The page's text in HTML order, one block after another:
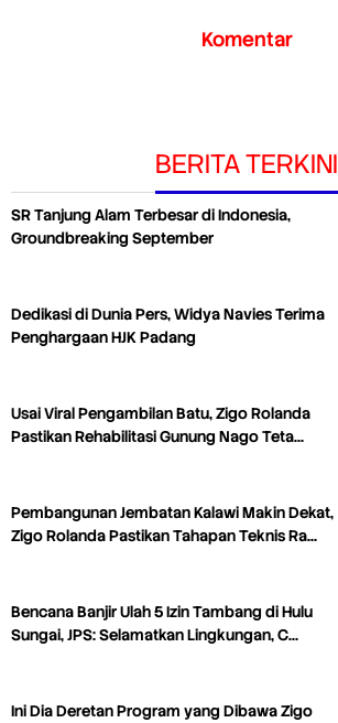
Komentar
BERITA TERKINI
SR Tanjung Alam Terbesar di Indonesia,
Groundbreaking September
Dedikasi di Dunia Pers, Widya Navies Terima
Penghargaan HJK Padang
Usai Viral Pengambilan Batu, Zigo Rolanda
Pastikan Rehabilitasi Gunung Nago Teta…
Pembangunan Jembatan Kalawi Makin Dekat,
Zigo Rolanda Pastikan Tahapan Teknis Ra…
Bencana Banjir Ulah 5 Izin Tambang di Hulu
Sungai, JPS: Selamatkan Lingkungan, C…
Ini Dia Deretan Program yang Dibawa Zigo